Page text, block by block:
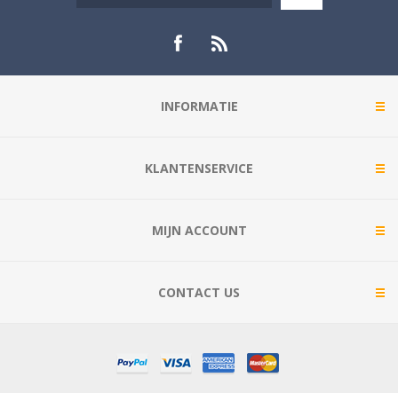
INFORMATIE
KLANTENSERVICE
MIJN ACCOUNT
CONTACT US